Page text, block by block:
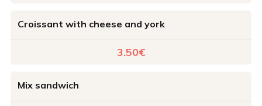
Croissant with cheese and york
3.50€
Mix sandwich